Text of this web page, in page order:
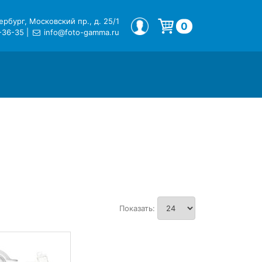
Московский пр., д. 25/1
36-35
info@foto-gamma.ru
МОЙ ПРОФИЛЬ 0